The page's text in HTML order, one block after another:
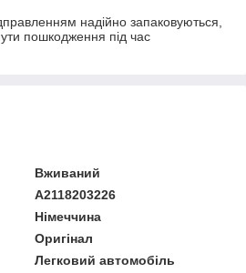
надійно запаковуються,
пошкодження під час
Вживаний
A2118203226
Німеччина
Оригінал
Легковий автомобіль